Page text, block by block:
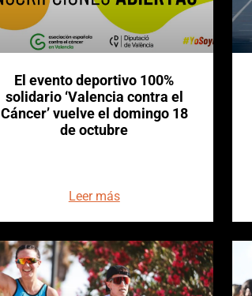
El evento deportivo 100%
solidario ‘Valencia contra el
Cáncer’ vuelve el domingo 18
de octubre
Leer más